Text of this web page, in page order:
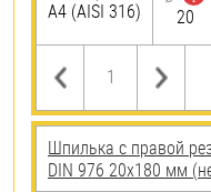
A4 (AISI 316)
20
Шпилька с правой
DIN 976 20х180 мм